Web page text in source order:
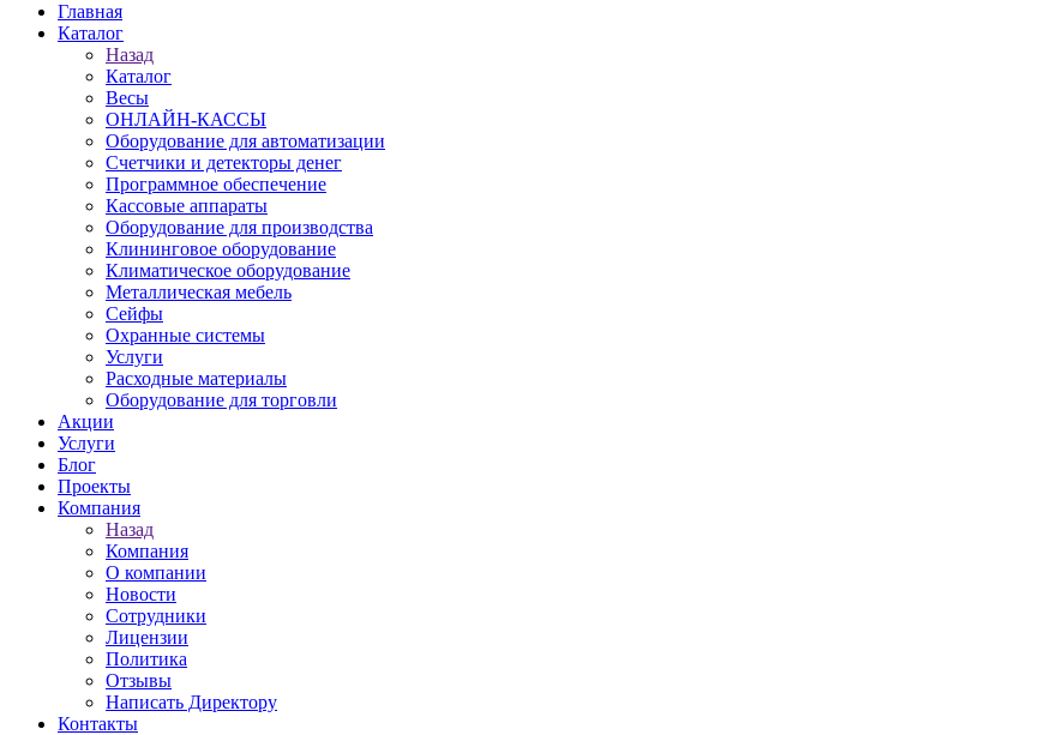
Главная
Каталог
Назад
Каталог
Весы
ОНЛАЙН-КАССЫ
Оборудование для автоматизации
Счетчики и детекторы денег
Программное обеспечение
Кассовые аппараты
Оборудование для производства
Клининговое оборудование
Климатическое оборудование
Металлическая мебель
Сейфы
Охранные системы
Услуги
Расходные материалы
Оборудование для торговли
Акции
Услуги
Блог
Проекты
Компания
Назад
Компания
О компании
Новости
Сотрудники
Лицензии
Политика
Отзывы
Написать Директору
Контакты